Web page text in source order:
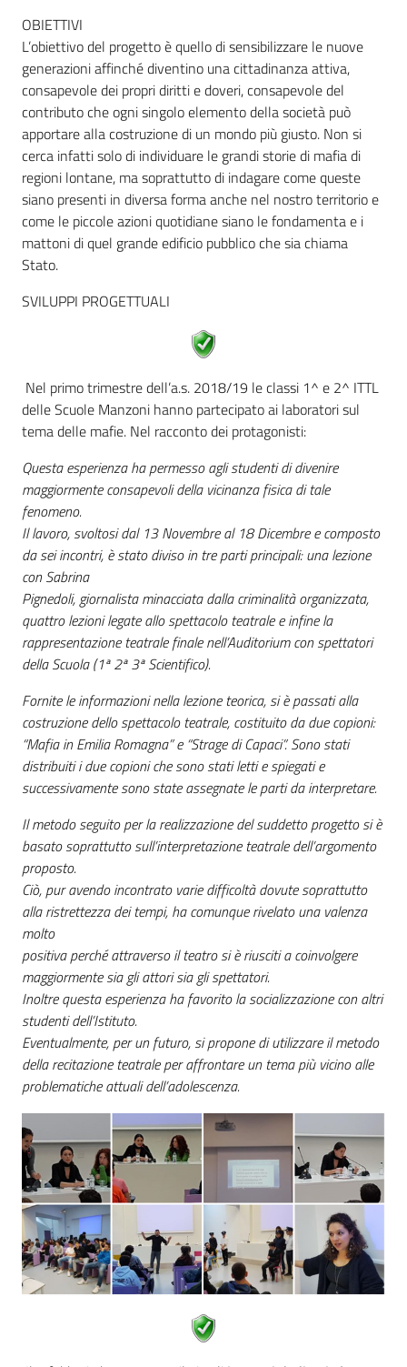
OBIETTIVI
L’obiettivo del progetto è quello di sensibilizzare le nuove
generazioni affinché diventino una cittadinanza attiva,
consapevole dei propri diritti e doveri, consapevole del
contributo che ogni singolo elemento della società può
apportare alla costruzione di un mondo più giusto. Non si
cerca infatti solo di individuare le grandi storie di mafia di
regioni lontane, ma soprattutto di indagare come queste
siano presenti in diversa forma anche nel nostro territorio e
come le piccole azioni quotidiane siano le fondamenta e i
mattoni di quel grande edificio pubblico che sia chiama
Stato.
SVILUPPI PROGETTUALI
Nel primo trimestre dell’a.s. 2018/19 le classi 1^ e 2^ ITTL
delle Scuole Manzoni hanno partecipato ai laboratori sul
tema delle mafie. Nel racconto dei protagonisti:
Questa esperienza ha permesso agli studenti di divenire
maggiormente consapevoli della vicinanza fisica di tale
fenomeno.
Il lavoro, svoltosi dal 13 Novembre al 18 Dicembre e composto
da sei incontri, è stato diviso in tre parti principali: una lezione
con Sabrina
Pignedoli, giornalista minacciata dalla criminalità organizzata,
quattro lezioni legate allo spettacolo teatrale e infine la
rappresentazione teatrale finale nell’Auditorium con spettatori
della Scuola (1ª 2ª 3ª Scientifico).
Fornite le informazioni nella lezione teorica, si è passati alla
costruzione dello spettacolo teatrale, costituito da due copioni:
“Mafia in Emilia Romagna” e “Strage di Capaci”. Sono stati
distribuiti i due copioni che sono stati letti e spiegati e
successivamente sono state assegnate le parti da interpretare.
Il metodo seguito per la realizzazione del suddetto progetto si è
basato soprattutto sull’interpretazione teatrale dell’argomento
proposto.
Ciò, pur avendo incontrato varie difficoltà dovute soprattutto
alla ristrettezza dei tempi, ha comunque rivelato una valenza
molto
positiva perché attraverso il teatro si è riusciti a coinvolgere
maggiormente sia gli attori sia gli spettatori.
Inoltre questa esperienza ha favorito la socializzazione con altri
studenti dell’Istituto.
Eventualmente, per un futuro, si propone di utilizzare il metodo
della recitazione teatrale per affrontare un tema più vicino alle
problematiche attuali dell’adolescenza.